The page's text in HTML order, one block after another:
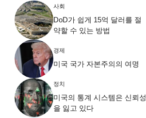
사회
DoD가 쉽게 15억 달러를 절
약할 수 있는 방법
경제
미국 국가 자본주의의 여명
정치
미국의 통계 시스템은 신뢰성
을 잃고 있다